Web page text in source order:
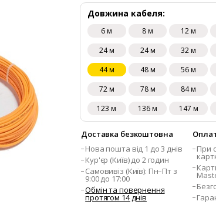
Довжина кабеля:
6 м 8 м 12 м
24 м
24 м 32 м
44 м
48 м 56 м
72 м
78 м 84 м
123 м
136 м 147 м
Доставка безкоштовна
Нова пошта від 1 до 3 днів
Кур'єр (Київ) до 2 годин
Самовивіз (Київ): Пн–Пт з
9:00 до 17:00
Обмін та повернення
протягом 14 днів
При